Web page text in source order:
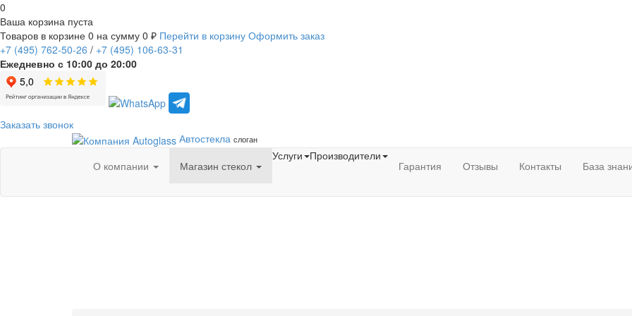
0
Ваша корзина пуста
Товаров в корзине 0 на сумму 0 ₽ Перейти в корзину Оформить заказ
+7 (495) 762-50-26 / +7 (495) 106-63-31
Ежедневно с 10:00 до 20:00
Заказать звонок
Автостекла слоган
О компании Магазин стекол
Услуги Производители
Гарантия Отзывы Контакты База